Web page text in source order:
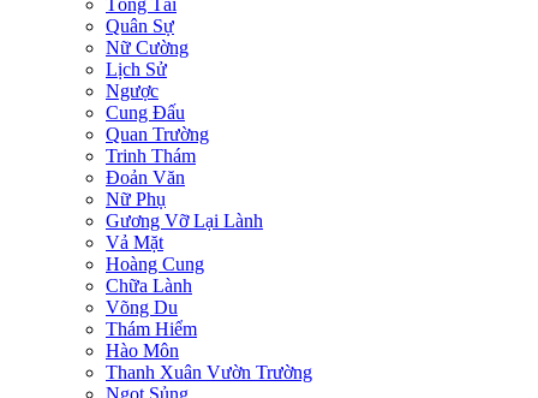
Tổng Tài
Quân Sự
Nữ Cường
Lịch Sử
Ngược
Cung Đấu
Quan Trường
Trinh Thám
Đoản Văn
Nữ Phụ
Gương Vỡ Lại Lành
Vả Mặt
Hoàng Cung
Chữa Lành
Võng Du
Thám Hiểm
Hào Môn
Thanh Xuân Vườn Trường
Ngọt Sủng